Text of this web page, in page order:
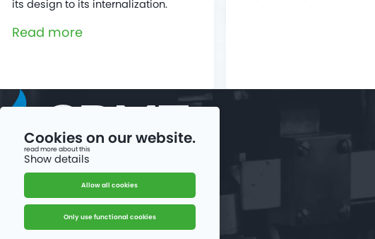
its design to its internalization.
Read more
Cookies on our website.
read more about this
Only use functional cookies
Allow all cookies
Show details
Follow us on LinkedIn
Notre chaîne YouTube